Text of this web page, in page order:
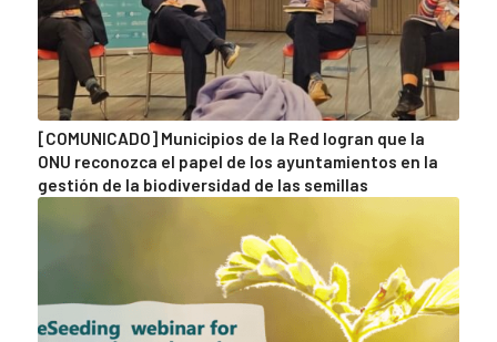
[COMUNICADO] Municipios de la Red logran que la
ONU reconozca el papel de los ayuntamientos en la
gestión de la biodiversidad de las semillas